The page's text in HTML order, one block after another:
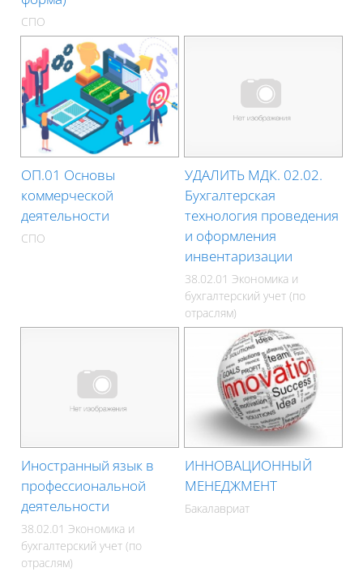
СПО
ОП.01 Основы
коммерческой
деятельности
СПО
УДАЛИТЬ МДК. 02.02.
Бухгалтерская
технология проведения
и оформления
инвентаризации
38.02.01 Экономика и
бухгалтерский учет (по
отраслям)
Иностранный язык в
профессиональной
деятельности
38.02.01 Экономика и
бухгалтерский учет (по
отраслям)
ИННОВАЦИОННЫЙ
МЕНЕДЖМЕНТ
Бакалавриат